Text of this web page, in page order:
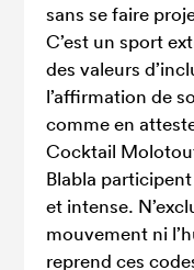
sans se faire
C’est un sport
des valeurs
l’affirmation de
comme en
Cocktail
Blabla
et intense.
mouvement ni
reprend ces